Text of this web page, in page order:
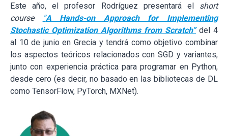
Este año, el profesor Rodríguez presentará el short
course
“A Hands-on Approach for Implementing
Stochastic Optimization Algorithms from Scratch” del 4
al 10 de junio en Grecia y tendrá como objetivo combinar
los aspectos teóricos relacionados con SGD y variantes,
junto con experiencia práctica para programar en Python,
desde cero (es decir, no basado en las bibliotecas de DL
como TensorFlow, PyTorch, MXNet).